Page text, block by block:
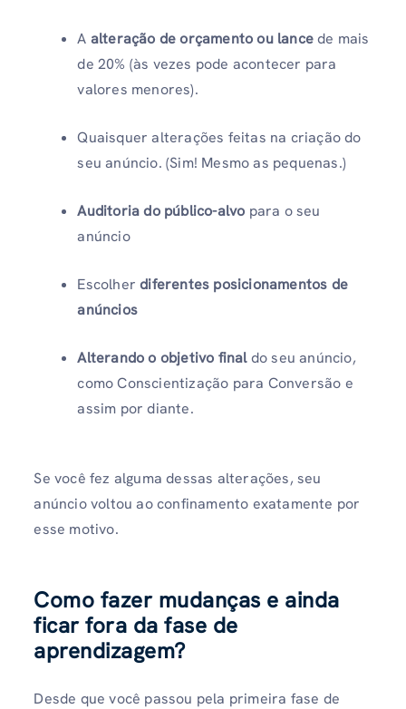
A alteração de orçamento ou lancede mais
de 20% (às vezes pode acontecer para
valores menores).
Quaisquer alterações feitas na criação do
seu anúncio. (Sim! Mesmo as pequenas.)
Auditoria do público-alvo para o seu
anúncio
Escolherdiferentes posicionamentos de
anúncios
Alterando o objetivo finaldo seu anúncio,
como Conscientização para Conversão e
assim por diante.
Se você fez alguma dessas alterações, seu
anúncio voltou ao confinamento exatamente por
esse motivo.
Como fazer mudanças e ainda
ficar fora da fase de
aprendizagem?
Desde que você passou pela primeira fase de